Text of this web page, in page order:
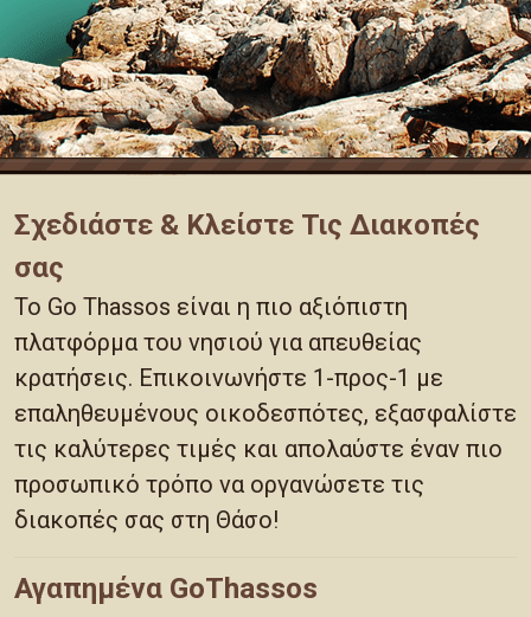
Σχεδιάστε & Κλείστε Τις Διακοπές
σας
Το Go Thassos είναι η πιο αξιόπιστη
πλατφόρμα του νησιού για απευθείας
κρατήσεις. Επικοινωνήστε 1-προς-1 με
επαληθευμένους οικοδεσπότες, εξασφαλίστε
τις καλύτερες τιμές και απολαύστε έναν πιο
προσωπικό τρόπο να οργανώσετε τις
διακοπές σας στη Θάσο!
Αγαπημένα GoThassos